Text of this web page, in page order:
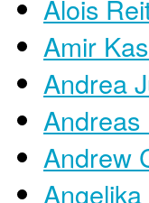
Alois
Amir
Andrea
Andrew